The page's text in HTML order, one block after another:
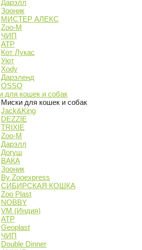
Дарэлл
Зооник
МИСТЕР АЛЕКС
Zoo-M
ЧИП
АТР
Кот Лукас
Уют
Xody
Дарэленд
OSSO
для кошек и собак
Миски для кошек и собак
Jack&King
DEZZIE
TRIXIE
Zoo-M
Дарэлл
Догуш
ВАКА
Зооник
By Zooexpress
СИБИРСКАЯ КОШКА
Zoo Plast
NOBBY
VM (Индия)
АТР
Geoplast
ЧИП
Double Dinner